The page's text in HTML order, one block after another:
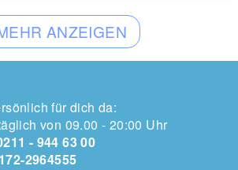
ANZEIGEN
für dich da:
von 09.00 - 20:00 Uhr
- 944 63 00
2964555